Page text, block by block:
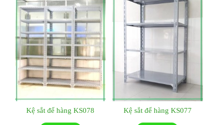
Kệ sắt để hàng KS078 Kệ sắt để hàng KS077